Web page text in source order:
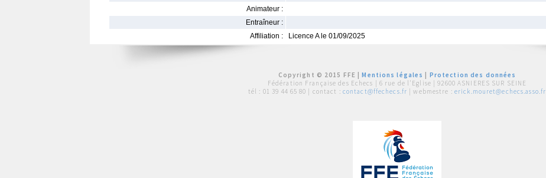
Animateur :
Entraîneur :
Affiliation :
Licence A le 01/09/2025
Copyright © 2015 FFE |Mentions légales
Protection des données
Fédération Française des Echecs | 6 rue de l'Eglise | 92600 ASNIERES SUR SEINE
tél : 01 39 44 65 80 | contact : contact@ffechecs.fr | webmestre : erick.mouret@echecs.asso.fr